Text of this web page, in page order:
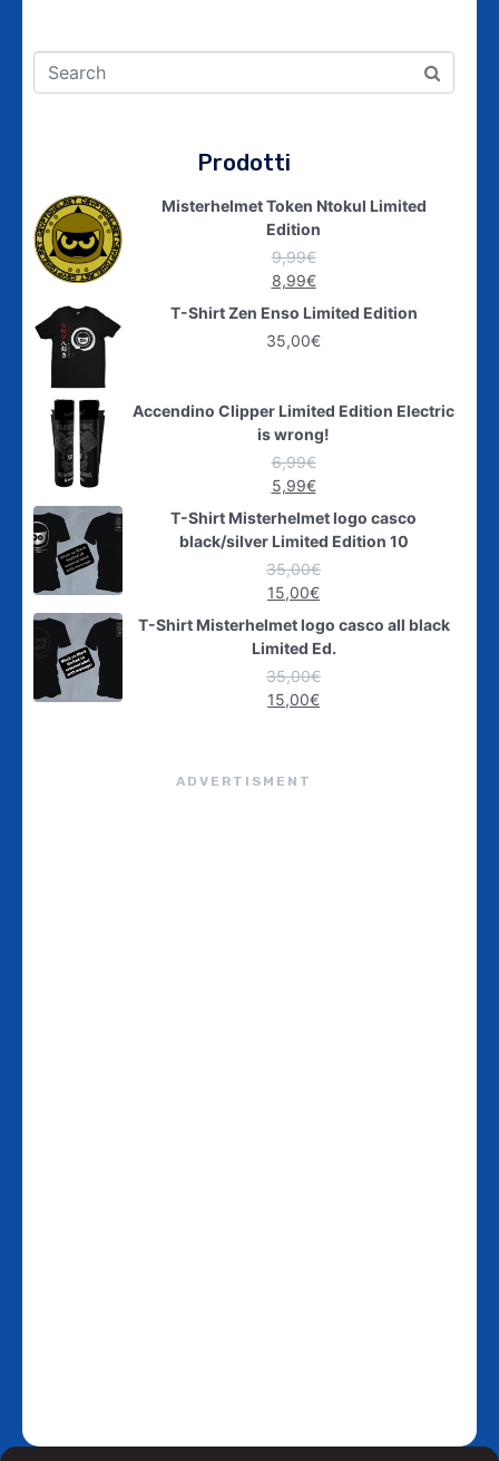
Prodotti
Misterhelmet Token Ntokul Limited
Edition
9,99€
8,99€
T-Shirt Zen Enso Limited Edition
35,00€
Accendino Clipper Limited Edition Electric
is wrong!
6,99€
5,99€
T-Shirt Misterhelmet logo casco
black/silver Limited Edition 10
35,00€
15,00€
T-Shirt Misterhelmet logo casco all black
Limited Ed.
35,00€
15,00€
ADVERTISMENT